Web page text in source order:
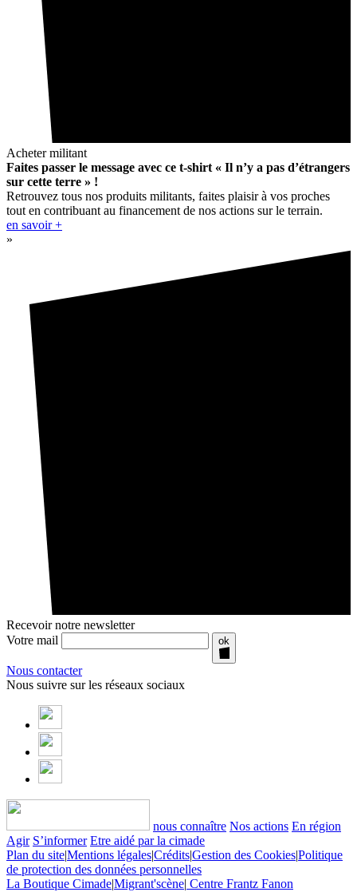
Acheter militant
Faites passer le message avec ce t-shirt « Il n’y a pas d’étrangers
sur cette terre » !
Retrouvez tous nos produits militants, faites plaisir à vos proches
tout en contribuant au financement de nos actions sur le terrain.
en savoir +
»
Recevoir notre newsletter
Votre mail
ok
Nous contacter
Nous suivre sur les réseaux sociaux
nous connaître Nos actions En région
Agir S’informer Etre aidé par la cimade
Plan du site|Mentions légales|Crédits|Gestion des Cookies|Politique
de protection des données personnelles
La Boutique Cimade|Migrant'scène| Centre Frantz Fanon